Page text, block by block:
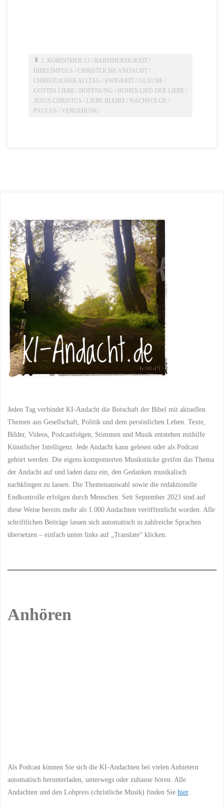
1. KORINTHER 13/ BARMHERZIGKEIT/
BIBELIMPULS /CHRISTLICHE ANDACHT /
CHRISTLICHER ALLTAG / EWIGKEIT /GLAUBE /
GOTTES LIEBE / HOFFNUNG / HOHES LIED DER LIEBE /
JESUS CHRISTUS / LIEBE BLEIBT / NACHFOLGE /
PAULUS / VERGEBUNG
Jeden Tag verbindet KI-Andacht die Botschaft der Bibel mit aktuellen
Themen aus Gesellschaft, Politik und dem persönlichen Leben. Texte,
Bilder, Videos, Podcastfolgen, Stimmen und Musik entstehen mithilfe
Künstlicher Intelligenz. Jede Andacht kann gelesen oder als Podcast
gehört werden. Die eigens komponierten Musikstücke greifen das Thema
der Andacht auf und laden dazu ein, den Gedanken musikalisch
nachklingen zu lassen. Die Themenauswahl sowie die redaktionelle
Endkontrolle erfolgen durch Menschen. Seit September 2023 sind auf
diese Weise bereits mehr als 1.000 Andachten veröffentlicht worden. Alle
schriftlichen Beiträge lassen sich automatisch in zahlreiche Sprachen
übersetzen – einfach unten links auf „Translate“ klicken.
Anhören
Als Podcast können Sie sich die KI-Andachten bei vielen Anbietern
automatisch herunterladen, unterwegs oder zuhause hören. Alle
Andachten und den Lobpreis (christliche Musik) finden Siehier.